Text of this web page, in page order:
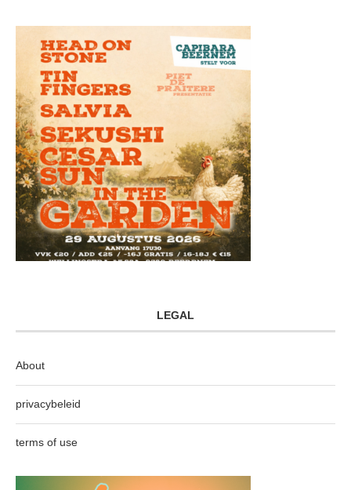
LEGAL
About
privacybeleid
terms of use